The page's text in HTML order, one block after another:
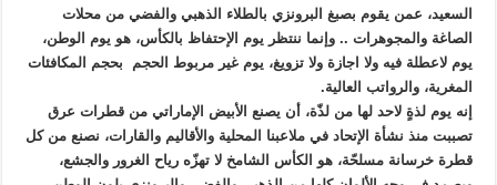
السعيد، عمن يقوم بصبغ البرونزي بالطلاء الذهبي والفضي من محلات
الصاغة والمجوهرات .. وإنما ننتظر يوم الإحتفاظ بالكأس، هو يوم الوطن،
يوم لاعطلة فيه ولا اجازة ولا تزويغ، يوم غير مربوط الحجم بحجم المكافئات
المغرية، والرواتب العالية.
إنه يوم لذةٍ لاحد لها من لذّة، أن يصنع الأبيض الإماراتي من قطرات عرق
تصببت منذ نشأة الإتحاد في ملاعبنا المحلية والأقاليم والقارات، نصنع من كل
قطرة خرسانة مسلحّة، هو الكأس الشامخ لا تهزّه رياح الغرور والجشع،